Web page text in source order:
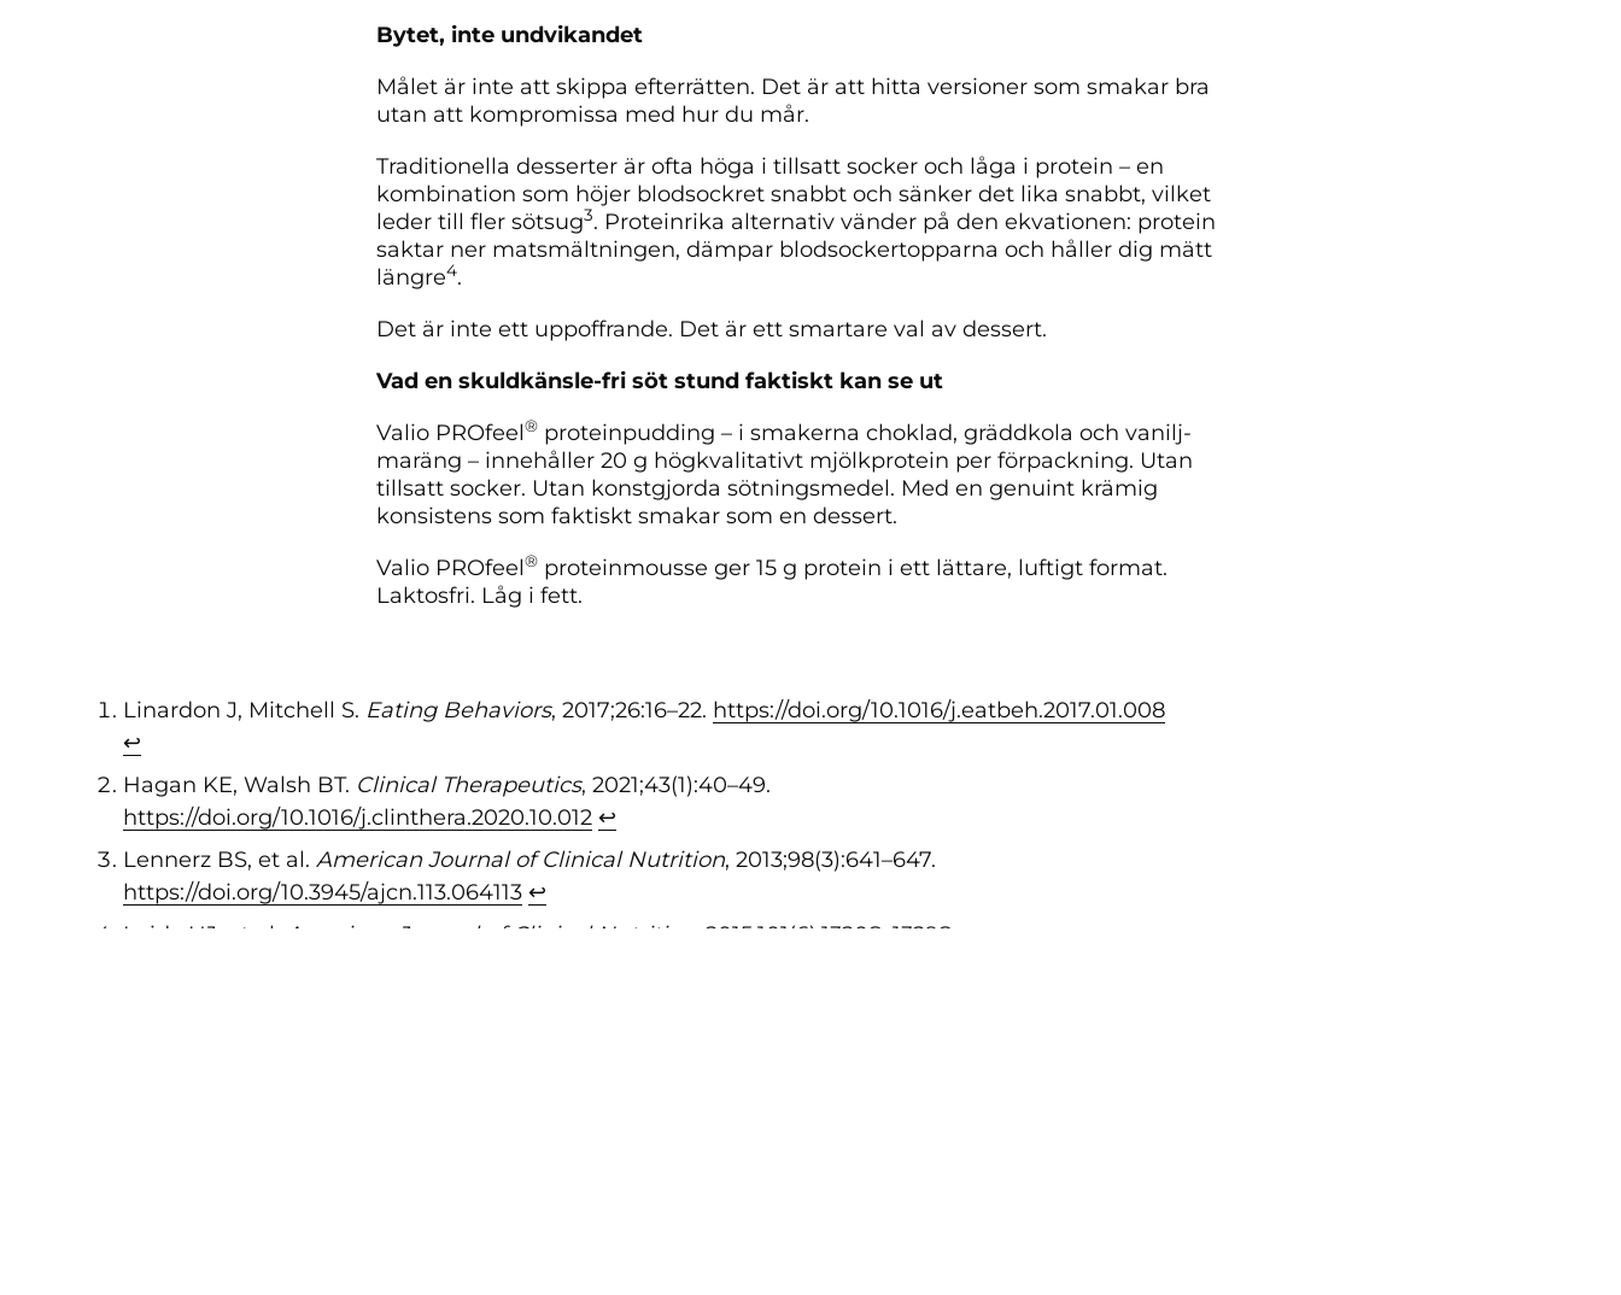
Bytet, inte undvikandet
Målet är inte att skippa efterrätten. Det är att hitta versioner som smakar bra
utan att kompromissa med hur du mår.
Traditionella desserter är ofta höga i tillsatt socker och låga i protein – en
kombination som höjer blodsockret snabbt och sänker det lika snabbt, vilket
leder till fler sötsug3. Proteinrika alternativ vänder på den ekvationen: protein
saktar ner matsmältningen, dämpar blodsockertopparna och håller dig mätt
längre4.
Det är inte ett uppoffrande. Det är ett smartare val av dessert.
Vad en skuldkänsle-fri söt stund faktiskt kan se ut
Valio PROfeel® proteinpudding – i smakerna choklad, gräddkola och vanilj-
maräng – innehåller 20 g högkvalitativt mjölkprotein per förpackning. Utan
tillsatt socker. Utan konstgjorda sötningsmedel. Med en genuint krämig
konsistens som faktiskt smakar som en dessert.
Valio PROfeel® proteinmousse ger 15 g protein i ett lättare, luftigt format.
Laktosfri. Låg i fett.
Linardon J, Mitchell S. Eating Behaviors, 2017;26:16–22. https://doi.org/10.1016/j.eatbeh.2017.01.008
↩︎
Hagan KE, Walsh BT. Clinical Therapeutics, 2021;43(1):40–49.
https://doi.org/10.1016/j.clinthera.2020.10.012 ↩︎
Lennerz BS, et al. American Journal of Clinical Nutrition, 2013;98(3):641–647.
https://doi.org/10.3945/ajcn.113.064113 ↩︎
Leidy HJ, et al.
American Journal of Clinical Nutrition
, 2015;101(6):1320S–1329S.